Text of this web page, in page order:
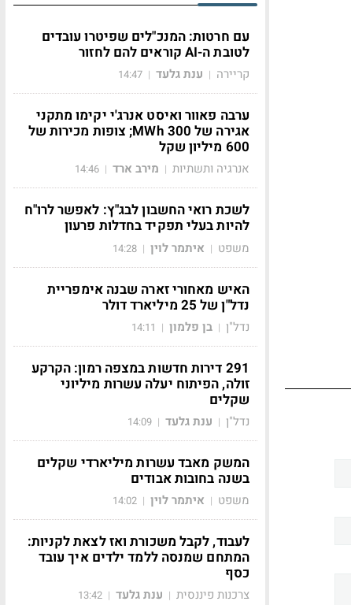
עם חרטות: המנכ"לים שפיטרו עובדים
לטובת ה-AI קוראים להם לחזור
קריירה | ענת גלעד |
14:47
ערבה פאוור ואיסט אנרג'י יקימו מתקני
אגירה של 300 MWh; צופות מכירות של
600 מיליון שקל
אנרגיה ותשתיות | מירב ארד |
14:46
לשכת רואי החשבון לבג"ץ: לאפשר לרו"ח
להיות בעלי תפקיד בחדלות פרעון
משפט | איתמר לוין |
14:28
האיש מאחורי זארה שבנה אימפריית
נדל"ן של 25 מיליארד דולר
נדל"ן | בן פלמון |
14:11
291 דירות חדשות במצפה רמון: הקרקע
זולה, הפיתוח יעלה עשרות מיליוני
שקלים
נדל"ן | ענת גלעד |
14:09
המשק מאבד עשרות מיליארדי שקלים
בשנה בחובות אבודים
משפט | איתמר לוין |
14:02
לעבוד, לקבל משכורת ואז לצאת לקניות:
המתחם שמנסה ללמד ילדים איך עובד
כסף
צרכנות פיננסית | ענת גלעד |
13:42